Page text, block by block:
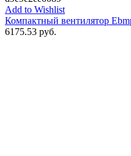
Add to Wishlist
Компактный вентилятор
6175.53 руб.